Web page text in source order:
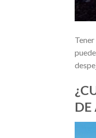
DE